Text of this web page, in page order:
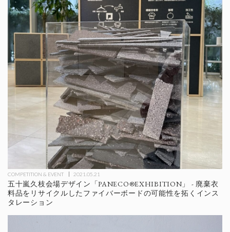
COMPETITION & EVENT 2021.05.21
五十嵐久枝会場デザイン「PANECO®EXHIBITION」 - 廃棄衣
料品をリサイクルしたファイバーボードの可能性を拓くインス
タレーション